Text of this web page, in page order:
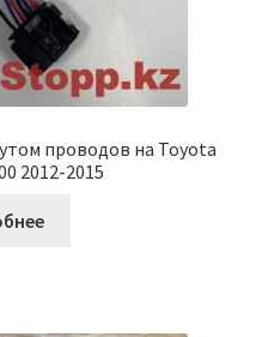
проводов на Toyota
2012-2015